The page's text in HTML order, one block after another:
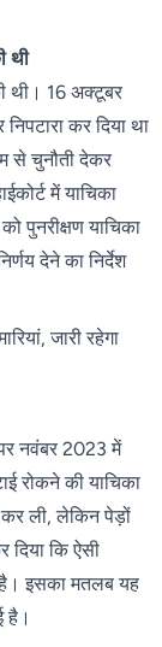
थी
थी। 16 अक्टूबर
कर दिया था
से चुनौती देकर
में याचिका
पुनरीक्षण याचिका
देने का निर्देश
जारी रहेगा
नवंबर 2023 में
रोकने की याचिका
कर ली, लेकिन पेड़ों
कि ऐसी
है। इसका मतलब यह
है।